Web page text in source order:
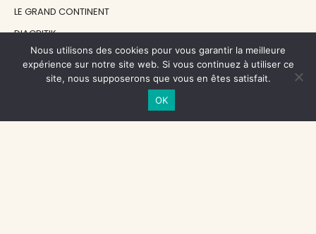
LE GRAND CONTINENT
DIACRITIK
EN ATTENDANT NADEAU
Nous utilisons des cookies pour vous garantir la meilleure
expérience sur notre site web. Si vous continuez à utiliser ce
site, nous supposerons que vous en êtes satisfait.
OK